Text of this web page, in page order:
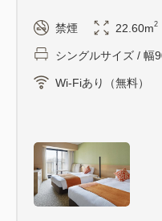
禁煙 22.60m2
シングルサイズ / 幅
Wi-Fiあり（無料）